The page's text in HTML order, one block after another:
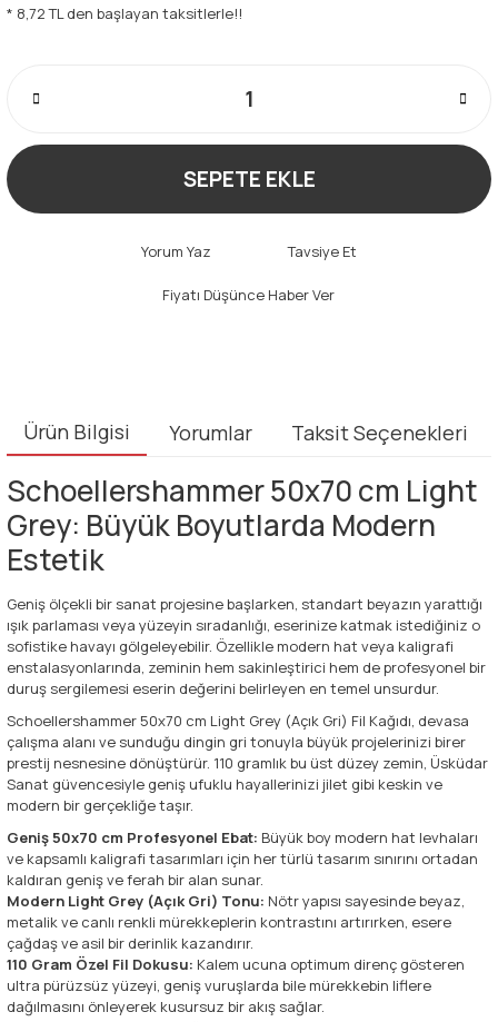
* 8,72 TL den başlayan taksitlerle!!
SEPETE EKLE
Yorum Yaz Tavsiye Et
Fiyatı Düşünce Haber Ver
Ürün Bilgisi Yorumlar Taksit Seçenekleri
Schoellershammer 50x70 cm Light
Grey: Büyük Boyutlarda Modern
Estetik
Geniş ölçekli bir sanat projesine başlarken, standart beyazın yarattığı
ışık parlaması veya yüzeyin sıradanlığı, eserinize katmak istediğiniz o
sofistike havayı gölgeleyebilir. Özellikle modern hat veya kaligrafi
enstalasyonlarında, zeminin hem sakinleştirici hem de profesyonel bir
duruş sergilemesi eserin değerini belirleyen en temel unsurdur.
Schoellershammer 50x70 cm Light Grey (Açık Gri) Fil Kağıdı, devasa
çalışma alanı ve sunduğu dingin gri tonuyla büyük projelerinizi birer
prestij nesnesine dönüştürür. 110 gramlık bu üst düzey zemin, Üsküdar
Sanat güvencesiyle geniş ufuklu hayallerinizi jilet gibi keskin ve
modern bir gerçekliğe taşır.
Geniş 50x70 cm Profesyonel Ebat: Büyük boy modern hat levhaları
ve kapsamlı kaligrafi tasarımları için her türlü tasarım sınırını ortadan
kaldıran geniş ve ferah bir alan sunar.
Modern Light Grey (Açık Gri) Tonu: Nötr yapısı sayesinde beyaz,
metalik ve canlı renkli mürekkeplerin kontrastını artırırken, esere
çağdaş ve asil bir derinlik kazandırır.
110 Gram Özel Fil Dokusu: Kalem ucuna optimum direnç gösteren
ultra pürüzsüz yüzeyi, geniş vuruşlarda bile mürekkebin liflere
dağılmasını önleyerek kusursuz bir akış sağlar.